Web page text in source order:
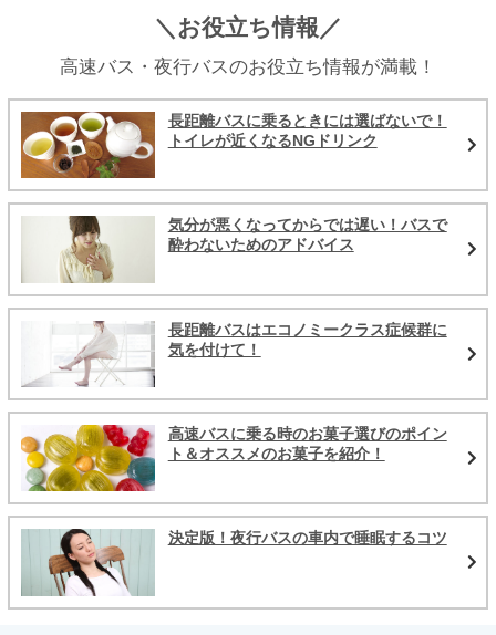
＼お役立ち情報／
高速バス・夜行バスのお役立ち情報が満載！
長距離バスに乗るときには選ばないで！
トイレが近くなるNGドリンク
気分が悪くなってからでは遅い！バスで
酔わないためのアドバイス
長距離バスはエコノミークラス症候群に
気を付けて！
高速バスに乗る時のお菓子選びのポイン
ト＆オススメのお菓子を紹介！
決定版！夜行バスの車内で睡眠するコツ